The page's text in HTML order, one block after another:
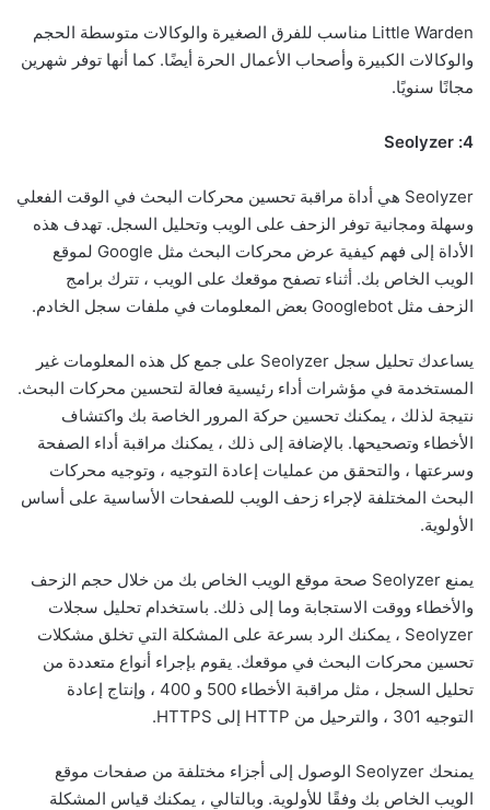
Little Warden مناسب للفرق الصغيرة والوكالات متوسطة الحجم
والوكالات الكبيرة وأصحاب الأعمال الحرة أيضًا. كما أنها توفر شهرين
مجانًا سنويًا.
4: Seolyzer
Seolyzer هي أداة مراقبة تحسين محركات البحث في الوقت الفعلي
وسهلة ومجانية توفر الزحف على الويب وتحليل السجل. تهدف هذه
الأداة إلى فهم كيفية عرض محركات البحث مثل Google لموقع
الويب الخاص بك. أثناء تصفح موقعك على الويب ، تترك برامج
الزحف مثل Googlebot بعض المعلومات في ملفات سجل الخادم.
يساعدك تحليل سجل Seolyzer على جمع كل هذه المعلومات غير
المستخدمة في مؤشرات أداء رئيسية فعالة لتحسين محركات البحث.
نتيجة لذلك ، يمكنك تحسين حركة المرور الخاصة بك واكتشاف
الأخطاء وتصحيحها. بالإضافة إلى ذلك ، يمكنك مراقبة أداء الصفحة
وسرعتها ، والتحقق من عمليات إعادة التوجيه ، وتوجيه محركات
البحث المختلفة لإجراء زحف الويب للصفحات الأساسية على أساس
الأولوية.
يمنع Seolyzer صحة موقع الويب الخاص بك من خلال حجم الزحف
والأخطاء ووقت الاستجابة وما إلى ذلك. باستخدام تحليل سجلات
Seolyzer ، يمكنك الرد بسرعة على المشكلة التي تخلق مشكلات
تحسين محركات البحث في موقعك. يقوم بإجراء أنواع متعددة من
تحليل السجل ، مثل مراقبة الأخطاء 500 و 400 ، وإنتاج إعادة
التوجيه 301 ، والترحيل من HTTP إلى HTTPS.
يمنحك Seolyzer الوصول إلى أجزاء مختلفة من صفحات موقع
الويب الخاص بك وفقًا للأولوية. وبالتالي ، يمكنك قياس المشكلة